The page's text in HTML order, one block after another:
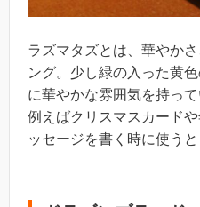
ラズマタズとは、華やか
ング。少し緑の入った黄
に華やかな雰囲気を持っ
例えばクリスマスカード
ッセージを書く時に使うと